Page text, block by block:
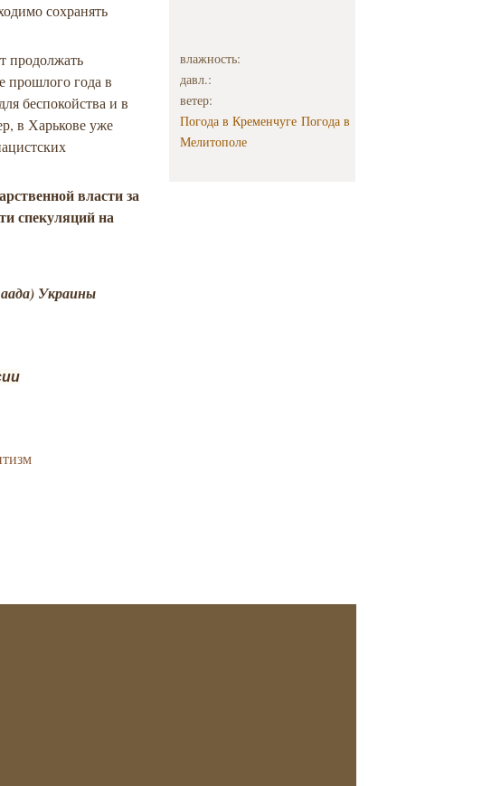
сохранять
продолжать
прошлого года в
беспокойства и в
в Харькове уже
власти за
спекуляций на
Украины
влажность:
давл.:
ветер:
Погода в Кременчуге Погода в
Мелитополе